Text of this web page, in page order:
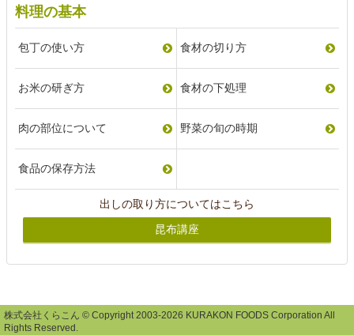
料理の基本
包丁の使い方 食材の切り方
お米の研ぎ方 食材の下処理
肉の部位について 野菜の旬の時期
食品の保存方法
出しの取り方についてはこちら
昆布講座
株式会社くらこん © Copyright 2003-2026 KURAKON FOODS Corporation All
Rights Reserved.